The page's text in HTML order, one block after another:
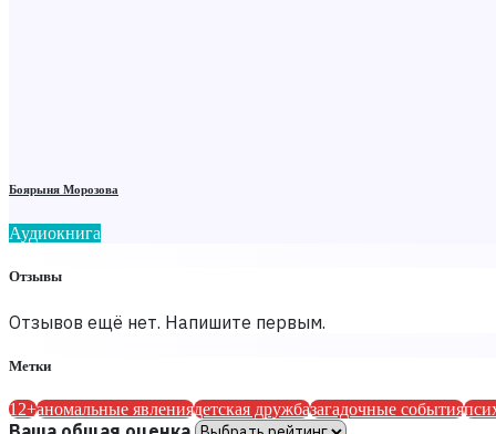
Боярыня Морозова
Аудиокнига
Отзывы
Отзывов ещё нет. Напишите первым.
Метки
12+аномальные явлениядетская дружбазагадочные события